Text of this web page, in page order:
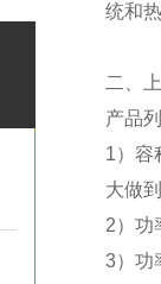
统和
二、
产品
1）容
大做
2）功
3）功